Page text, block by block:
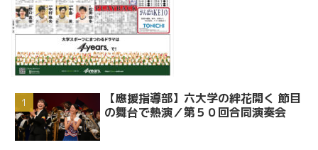
【應援指導部】六大学の絆花開く 節目
の舞台で熱演／第５０回合同演奏会